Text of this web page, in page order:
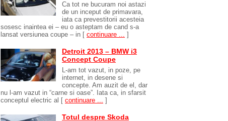
Ca tot ne bucuram noi astazi
de un inceput de primavara,
iata ca prevestitorii acesteia
sosesc inaintea ei – eu o asteptam de cand s-a
lansat versiunea coupe – in [ continuare ... ]
Detroit 2013 – BMW i3
Concept Coupe
L-am tot vazut, in poze, pe
internet, in desene si
concepte. Am auzit de el, dar
nu l-am vazut in “carne si oase”. Iata ca, in sfarsit
conceptul electric al [ continuare ... ]
Totul despre Skoda